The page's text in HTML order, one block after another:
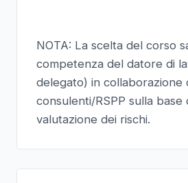
NOTA: La scelta del corso
competenza del datore di
delegato) in collaborazione
consulenti/RSPP sulla base
valutazione dei rischi.